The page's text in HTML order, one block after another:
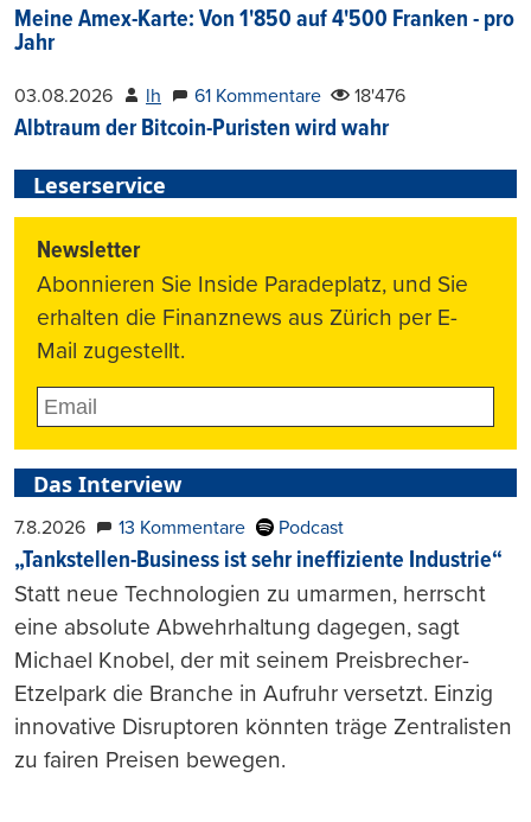
Meine Amex-Karte: Von 1'850 auf 4'500 Franken - pro
Jahr
03.08.2026 lh 61 Kommentare 18'476
Albtraum der Bitcoin-Puristen wird wahr
Leserservice
Newsletter
Abonnieren Sie Inside Paradeplatz, und Sie
erhalten die Finanznews aus Zürich per E-
Mail zugestellt.
Das Interview
7.8.2026 13 Kommentare Podcast
„Tankstellen-Business ist sehr ineffiziente Industrie“
Statt neue Technologien zu umarmen, herrscht
eine absolute Abwehrhaltung dagegen, sagt
Michael Knobel, der mit seinem Preisbrecher-
Etzelpark die Branche in Aufruhr versetzt. Einzig
innovative Disruptoren könnten träge Zentralisten
zu fairen Preisen bewegen.